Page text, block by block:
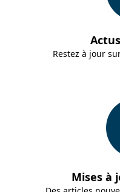
Restez à jour
Mises à